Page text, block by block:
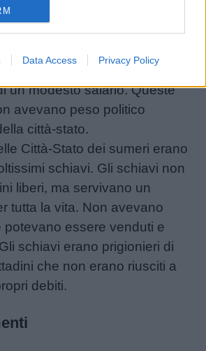
Data Access Privacy Policy
vivevano in condizioni
invece quella dei nobili,
un modesto salario. Queste
avevano peso politico
città-stato.
Città-Stato dei sumeri erano
schiavi. Gli schiavi non
liberi, ma servivano un
tutta la vita. Non avevano
potevano essere venduti e
schiavi erano prigionieri di
che non erano riusciti a
debiti.